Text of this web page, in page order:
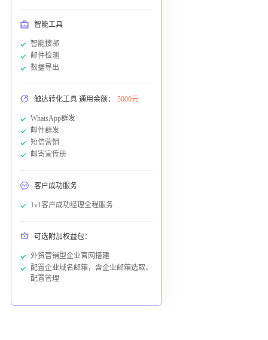
智能工具
智能搜邮
邮件检测
数据导出
触达转化工具 通用余额： 5000元
WhatsApp群发
邮件群发
短信营销
邮寄宣传册
客户成功服务
1v1客户成功经理全程服务
可选附加权益包：
外贸营销型企业官网搭建
配置企业域名邮箱，含企业邮箱选取、
配置管理